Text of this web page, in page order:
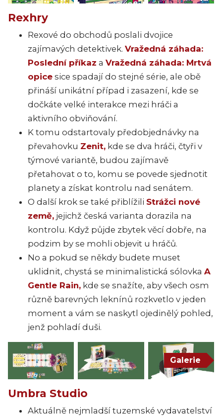
Rexhry
Rexové do obchodů poslali dvojice
zajímavých detektivek. Vražedná záhada:
Poslední příkaz a Vražedná záhada: Mrtvá
opice sice spadají do stejné série, ale obě
přináší unikátní případ i zasazení, kde se
dočkáte velké interakce mezi hráči a
aktivního obviňování.
K tomu odstartovaly předobjednávky na
převahovku Zenit, kde se dva hráči, čtyři v
týmové variantě, budou zajímavě
přetahovat o to, komu se povede sjednotit
planety a získat kontrolu nad senátem.
O další krok se také přiblížili Strážci nové
země, jejichž česká varianta dorazila na
kontrolu. Když půjde zbytek věcí dobře, na
podzim by se mohli objevit u hráčů.
No a pokud se někdy budete muset
uklidnit, chystá se minimalistická sólovka A
Gentle Rain, kde se snažíte, aby všech osm
různě barevných leknínů rozkvetlo v jeden
moment a vám se naskytl ojedinělý pohled,
jenž pohladí duši.
Galerie
Umbra Studio
Aktuálně nejmladší tuzemské vydavatelství